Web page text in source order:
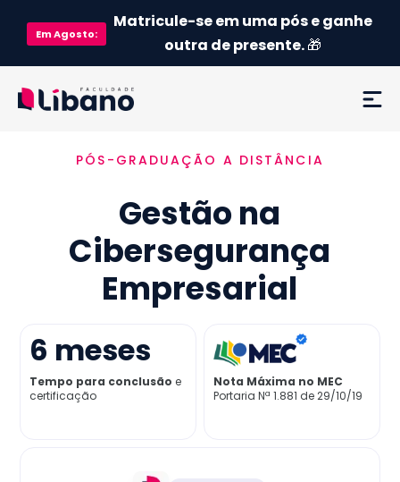
EmAgosto:
Matricule-se em uma pós e ganhe
outra de presente.🎁
Ementa
Como funciona
Credenciamento MEC
Já sou aluno
PÓS-GRADUAÇÃO A DISTÂNCIA
Gestão na
Cibersegurança
Empresarial
6 meses
Tempo para conclusão e
certificação
Nota Máxima no MEC
Portaria Nª 1.881 de 29/10/19